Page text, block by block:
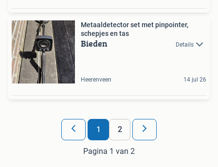
Metaaldetector set met pinpointer,
schepjes en tas
Bieden Details
Heerenveen 14 jul 26
1 2
Pagina 1 van 2